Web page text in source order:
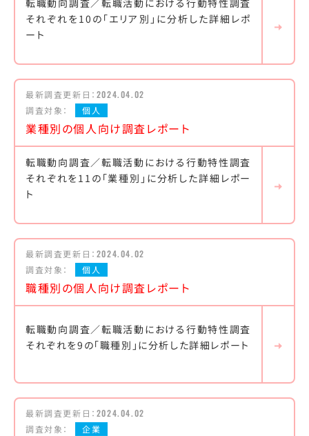
それぞれを10の「エリア別」に分析した詳細レポ
ート
最新調査更新日： 2024.04.02
調査対象：
個人
業種別の個人向け調査レポート
転職動向調査／転職活動における行動特性調査
それぞれを11の「業種別」に分析した詳細レポー
ト
最新調査更新日： 2024.04.02
調査対象：
個人
職種別の個人向け調査レポート
転職動向調査／転職活動における行動特性調査
それぞれを9の「職種別」に分析した詳細レポート
最新調査更新日： 2024.04.02
調査対象：
企業